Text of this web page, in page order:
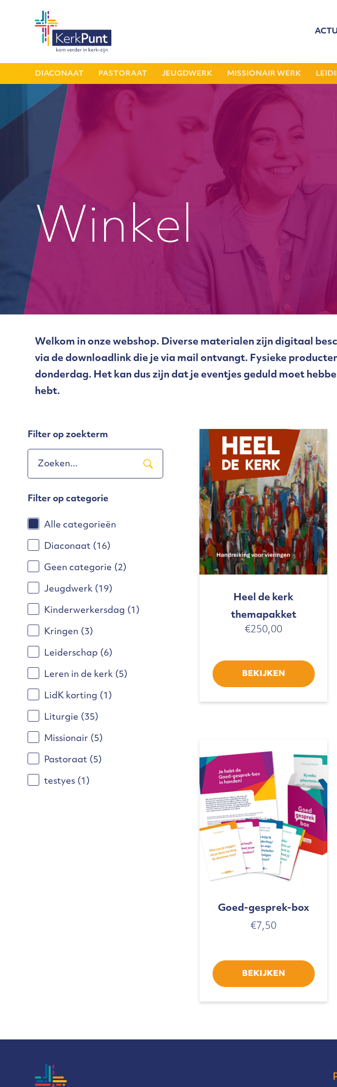
DIACONAAT PASTORAAT JEUGDWERK MISSIONAIR WERK
Winkel
Welkom in onze webshop. Diverse materialen zijn digitaal
via de downloadlink die je via mail ontvangt. Fysieke
donderdag. Het kan dus zijn dat je eventjes geduld moet
hebt.
Filter op zoekterm
Filter op categorie
Alle categorieën
Diaconaat (16)
Geen categorie (2)
Jeugdwerk (19)
Kinderwerkersdag (1)
Kringen (3)
Leiderschap (6)
Leren in de kerk (5)
LidK korting (1)
Liturgie (35)
Missionair (5)
Pastoraat (5)
testyes (1)
Heel de kerk
themapakket
€250,00
BEKIJKEN
Goed-gesprek-box
€7,50
BEKIJKEN